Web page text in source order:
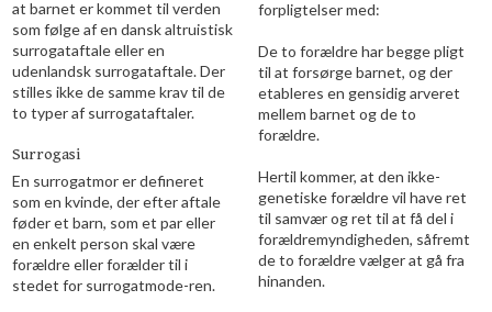
at barnet er kommet til verden
som følge af en dansk altruistisk
surrogataftale eller en
udenlandsk surrogataftale. Der
stilles ikke de samme krav til de
to typer af surrogataftaler.
Surrogasi
En surrogatmor er defineret
som en kvinde, der efter aftale
føder et barn, som et par eller
en enkelt person skal være
forældre eller forælder til i
stedet for surrogatmode-ren.
forpligtelser med:
De to forældre har begge pligt
til at forsørge barnet, og der
etableres en gensidig arveret
mellem barnet og de to
forældre.
Hertil kommer, at den ikke-
genetiske forældre vil have ret
til samvær og ret til at få del i
forældremyndigheden, såfremt
de to forældre vælger at gå fra
hinanden.